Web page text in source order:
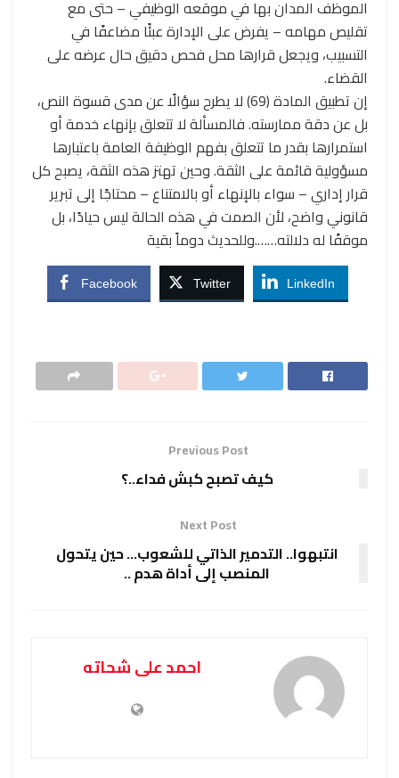
الموظف المدان بها في موقعه الوظيفي – حتى مع
تقليص مهامه – يفرض على الإدارة عبئًا مضاعفًا في
التسبيب، ويجعل قرارها محل فحص دقيق حال عرضه على
القضاء.
إن تطبيق المادة (69) لا يطرح سؤالًا عن مدى قسوة النص،
بل عن دقة ممارسته. فالمسألة لا تتعلق بإنهاء خدمة أو
استمرارها بقدر ما تتعلق بفهم الوظيفة العامة باعتبارها
مسؤولية قائمة على الثقة. وحين تهتز هذه الثقة، يصبح كل
قرار إداري – سواء بالإنهاء أو بالامتناع – محتاجًا إلى تبرير
قانوني واضح، لأن الصمت في هذه الحالة ليس حيادًا، بل
موقفًا له دلالته…….وللحديث دوماً بقية
Facebook Twitter LinkedIn
Previous Post
كيف تصبح كبش فداء..؟
Next Post
انتبهوا.. التدمير الذاتي للشعوب… حين يتحول
المنصب إلى أداة هدم ..
احمد على شحاته